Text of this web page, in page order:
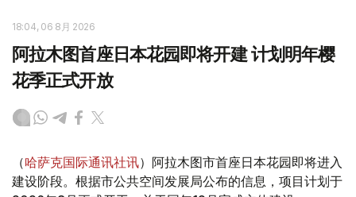
18:04, 06 8月 2026
阿拉木图首座日本花园即将开建 计划明年樱
花季正式开放
（哈萨克国际通讯社讯）阿拉木图市首座日本花园即将进入
建设阶段。根据市公共空间发展局公布的信息，项目计划于